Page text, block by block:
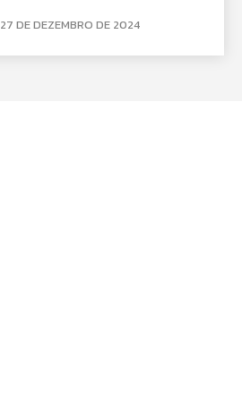
27 DE DEZEMBRO DE 2024